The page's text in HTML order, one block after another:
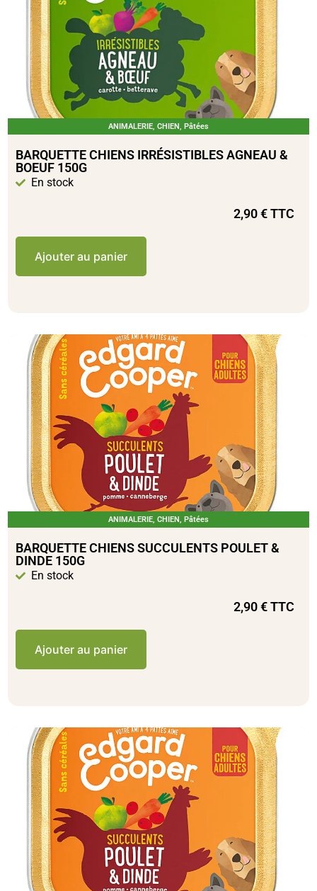
ANIMALERIE, CHIEN, Pâtées
BARQUETTE CHIENS IRRÉSISTIBLES AGNEAU &
BOEUF 150G
En stock
2,90€TTC
Ajouter au panier
ANIMALERIE, CHIEN, Pâtées
BARQUETTE CHIENS SUCCULENTS POULET &
DINDE 150G
En stock
2,90€TTC
Ajouter au panier